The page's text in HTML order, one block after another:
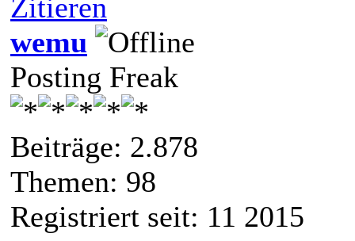
Zitieren
wemu
Posting Freak
Beiträge: 2.878
Themen: 98
Registriert seit: 11 2015